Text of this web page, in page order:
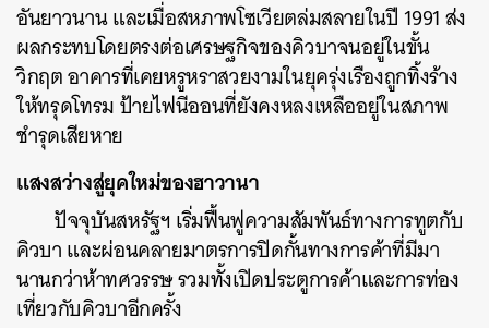
อันยาวนาน และเมื่อสหภาพโซเวียตล่มสลายในปี 1991 ส่ง
ผลกระทบโดยตรงต่อเศรษฐกิจของคิวบาจนอยู่ในขั้น
วิกฤต อาคารที่เคยหรูหราสวยงามในยุครุ่งเรืองถูกทิ้งร้าง
ให้ทรุดโทรม ป้ายไฟนีออนที่ยังคงหลงเหลืออยู่ในสภาพ
ชำรุดเสียหาย
แสงสว่างสู่ยุคใหม่ของฮาวานา
ปัจจุบันสหรัฐฯ เริ่มฟื้นฟูความสัมพันธ์ทางการทูตกับ
คิวบา และผ่อนคลายมาตรการปิดกั้นทางการค้าที่มีมา
นานกว่าห้าทศวรรษ รวมทั้งเปิดประตูการค้าและการท่อง
เที่ยวกับคิวบาอีกครั้ง
SHARE